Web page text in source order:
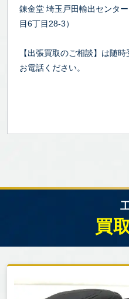
錬金堂 埼玉戸田輸出センタ
目6丁目28-3）
【出張買取のご相談】は随
お電話ください。
買